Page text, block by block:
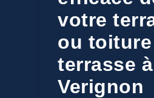
votre
ou toiture
terrasse à
Verignon